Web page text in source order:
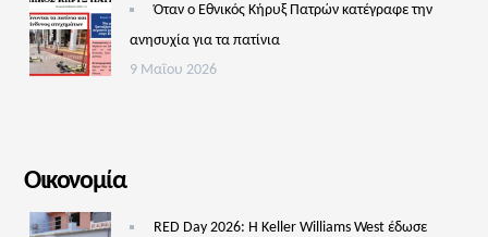
Όταν ο Εθνικός Κήρυξ Πατρών κατέγραφε την
ανησυχία για τα πατίνια
9 Μαΐου 2026
Οικονομία
RED Day 2026: Η Keller Williams West έδωσε